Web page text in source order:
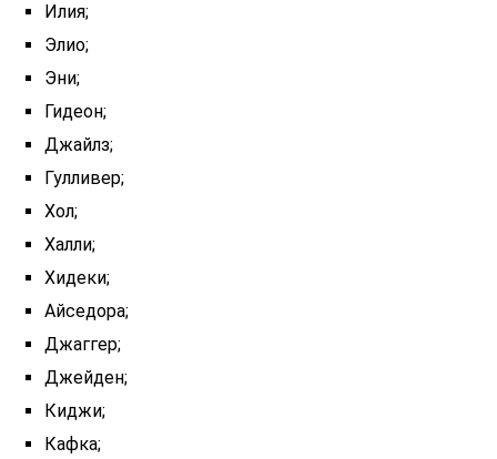
Илия;
Элио;
Эни;
Гидеон;
Джайлз;
Гулливер;
Хол;
Халли;
Хидеки;
Айседора;
Джаггер;
Джейден;
Киджи;
Кафка;